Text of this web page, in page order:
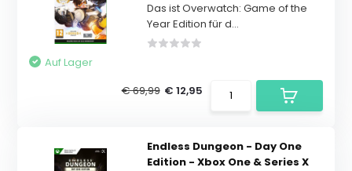
Das ist Overwatch: Game of the
Year Edition für d...
Auf Lager
€ 69,99 € 12,95
Endless Dungeon - Day One
Edition - Xbox One & Series X